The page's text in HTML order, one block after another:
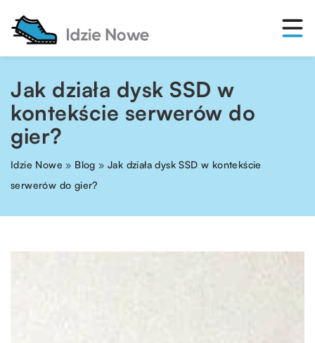
Jak działa dysk SSD w
kontekście serwerów do
gier?
Idzie Nowe » Blog »Jak działa dysk SSD w kontekście
serwerów do gier?